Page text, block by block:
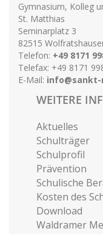
Gymnasium, Kolleg
St. Matthias
Seminarplatz 3
82515
Telefon: +49 8171
Telefax: +49 8171
E-Mail:
WEITERE
Aktuelles
Schulträger
Schulprofil
Prävention
Schulische
Kosten des
Download
Waldramer